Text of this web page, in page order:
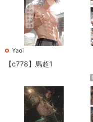
Yaoi
【c778】馬超1